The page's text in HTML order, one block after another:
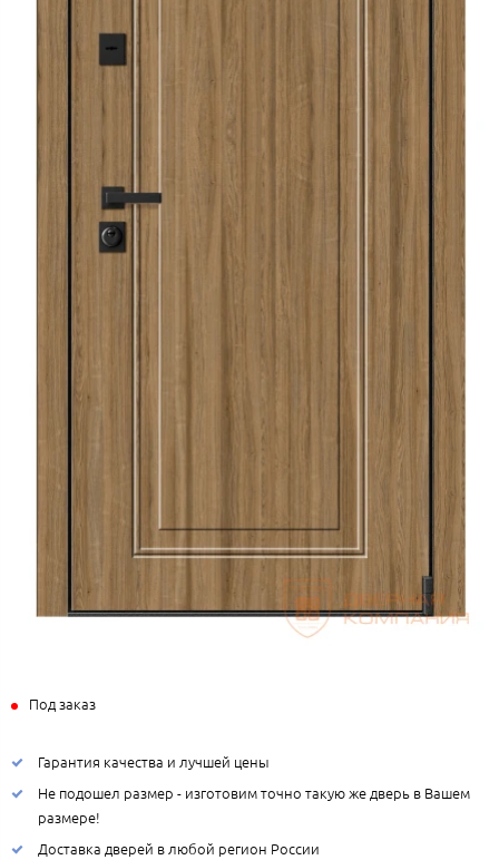
Под заказ
Гарантия качества и лучшей цены
Не подошел размер - изготовим точно такую же дверь в Вашем
размере!
Доставка дверей в любой регион России